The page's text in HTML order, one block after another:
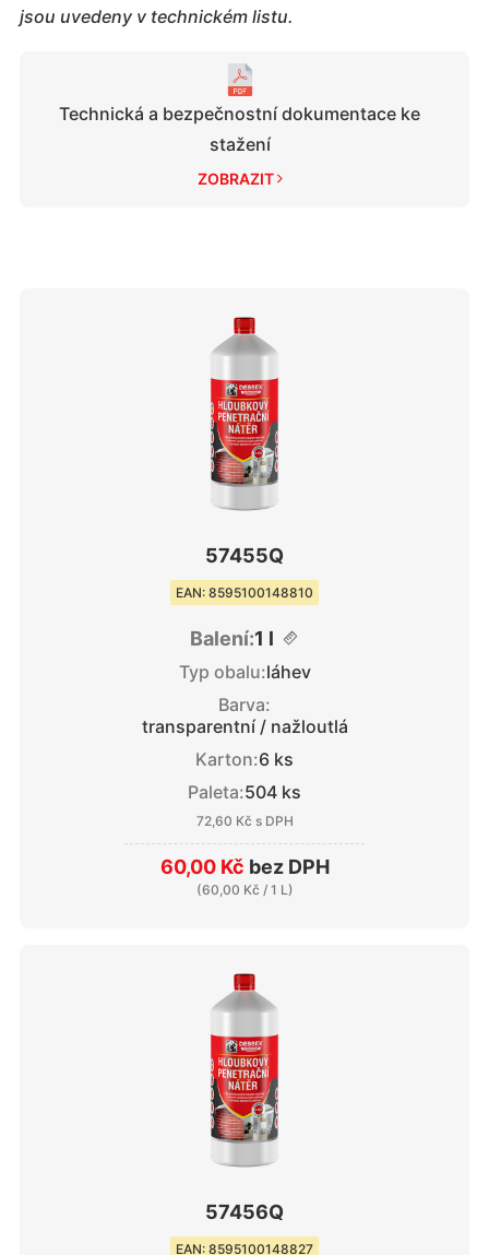
jsou uvedeny v technickém listu.
Technická a bezpečnostní dokumentace ke
stažení
ZOBRAZIT
57455Q
EAN: 8595100148810
Balení:1 l
Typ obalu:láhev
Barva:
transparentní / nažloutlá
Karton:6 ks
Paleta:504 ks
72,60 Kč s DPH
60,00 Kč bez DPH
(60,00 Kč / 1 L)
57456Q
EAN: 8595100148827